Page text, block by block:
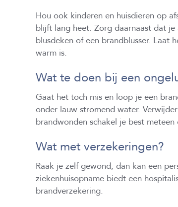
Hou ook kinderen en huisdieren op
blijft lang heet. Zorg daarnaast dat
blusdeken of een brandblusser.
warm is.
Wat te doen bij een
Gaat het toch mis en loop je een
onder lauw stromend water.
brandwonden schakel je best
Wat met verzekeringen?
Raak je zelf gewond, dan kan een
ziekenhuisopname biedt een
brandverzekering.